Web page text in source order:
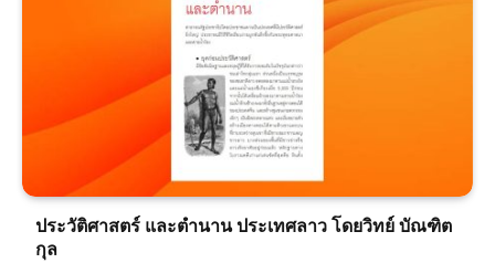
ประวัติศาสตร์ และตำนาน ประเทศลาว โดยวิทย์ บัณฑิต
กุล